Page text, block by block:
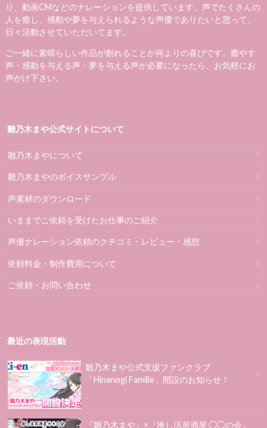
り、動画CMなどのナレーションを提供しています。声でたくさんの
人を癒し、感動や夢を与えられるような声優でありたいと思って、
日々活動させていただいてます。
ご一緒に素晴らしい作品が創れることが何よりの喜びです。癒やす
声・感動を与える声・夢を与える声が必要になったら、お気軽にお
声がけ下さい。
雛乃木まや公式サイトについて
雛乃木まやについて
雛乃木まやのボイスサンプル
声素材のダウンロード
いままでご依頼を受けたお仕事のご紹介
声優ナレーション依頼のクチコミ・レビュー・感想
依頼料金・制作費用について
ご依頼・お問い合わせ
最近の表現活動
雛乃木まや公式支援ファンクラブ
「Hinanogi Famille」開設のお知らせ！
『雛乃木まや』×『推し活居酒屋 ◯◯の会』